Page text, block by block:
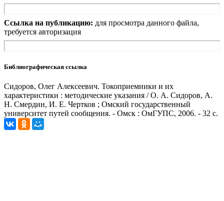
Ссылка на публикацию: для просмотра данного файла,
требуется авторизация
Библиографическая ссылка
Сидоров, Олег Алексеевич. Токоприемники и их
характеристики : методические указания / О. А. Сидоров, А.
Н. Смердин, И. Е. Чертков ; Омский государственный
университет путей сообщения. - Омск : ОмГУПС, 2006. - 32 с.